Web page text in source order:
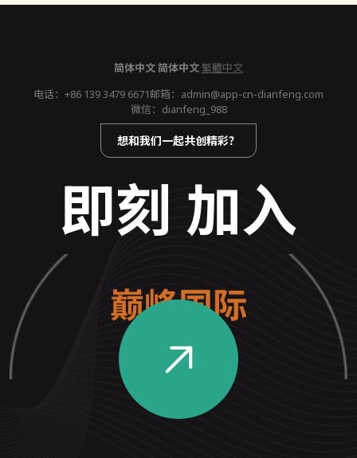
简体中文·简体中文·繁體中文
电话： +86 139 3479 6671邮箱： admin@app-cn-dianfeng.com
微信：dianfeng_988
想和我们一起共创精彩？
即刻 加入